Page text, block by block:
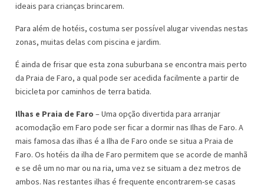
ideais para crianças brincarem.
Para além de hotéis, costuma ser possível alugar vivendas nestas
zonas, muitas delas com piscina e jardim.
É ainda de frisar que esta zona suburbana se encontra mais perto
da Praia de Faro, a qual pode ser acedida facilmente a partir de
bicicleta por caminhos de terra batida.
Ilhas e Praia de Faro – Uma opção divertida para arranjar
acomodação em Faro pode ser ficar a dormir nas Ilhas de Faro. A
mais famosa das ilhas é a Ilha de Faro onde se situa a Praia de
Faro. Os hotéis da ilha de Faro permitem que se acorde de manhã
e se dê um no mar ou na ria, uma vez se situam a dez metros de
ambos. Nas restantes ilhas é frequente encontrarem-se casas